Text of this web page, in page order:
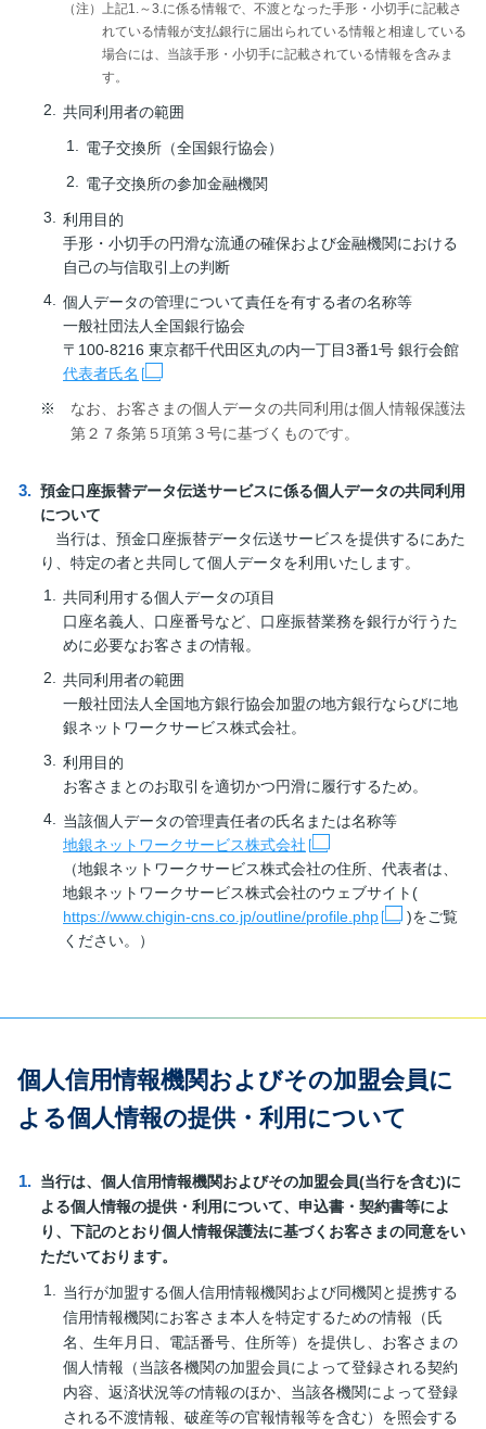
上記1.～3.に係る情報で、不渡となった手形・小切手に記載さ
れている情報が支払銀行に届出られている情報と相違している
場合には、当該手形・小切手に記載されている情報を含みま
す。
共同利用者の範囲
電子交換所（全国銀行協会）
電子交換所の参加金融機関
利用目的
手形・小切手の円滑な流通の確保および金融機関における
自己の与信取引上の判断
個人データの管理について責任を有する者の名称等
一般社団法人全国銀行協会
〒100-8216 東京都千代田区丸の内一丁目3番1号 銀行会館
代表者氏名
※
なお、お客さまの個人データの共同利用は個人情報保護法
第２７条第５項第３号に基づくものです。
預金口座振替データ伝送サービスに係る個人データの共同利用
について
当行は、預金口座振替データ伝送サービスを提供するにあた
り、特定の者と共同して個人データを利用いたします。
共同利用する個人データの項目
口座名義人、口座番号など、口座振替業務を銀行が行うた
めに必要なお客さまの情報。
共同利用者の範囲
一般社団法人全国地方銀行協会加盟の地方銀行ならびに地
銀ネットワークサービス株式会社。
利用目的
お客さまとのお取引を適切かつ円滑に履行するため。
当該個人データの管理責任者の氏名または名称等
地銀ネットワークサービス株式会社
（地銀ネットワークサービス株式会社の住所、代表者は、
地銀ネットワークサービス株式会社のウェブサイト(
https://www.chigin-cns.co.jp/outline/profile.php
)をご覧
ください。）
個人信用情報機関およびその加盟会員に
よる個人情報の提供・利用について
当行は、個人信用情報機関およびその加盟会員(当行を含む)に
よる個人情報の提供・利用について、申込書・契約書等によ
り、下記のとおり個人情報保護法に基づくお客さまの同意をい
ただいております。
当行が加盟する個人信用情報機関および同機関と提携する
信用情報機関にお客さま本人を特定するための情報（氏
名、生年月日、電話番号、住所等）を提供し、お客さまの
個人情報（当該各機関の加盟会員によって登録される契約
内容、返済状況等の情報のほか、当該各機関によって登録
される不渡情報、破産等の官報情報等を含む）を照会する